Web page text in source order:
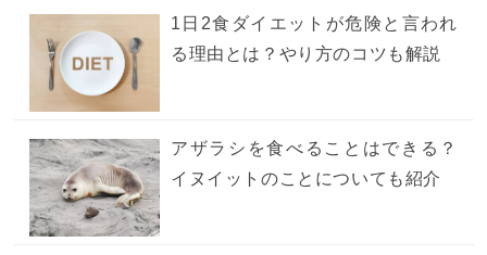
1日2食ダイエットが危険と言われ
る理由とは？やり方のコツも解説
アザラシを食べることはできる？
イヌイットのことについても紹介